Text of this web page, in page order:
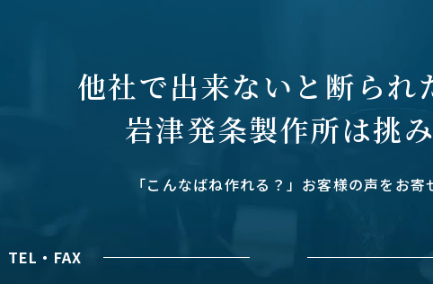
他社で出来ないと断られ
岩津発条製作所は挑み
「こんなばね作れる？」お客様の声をお寄
TEL・FAX